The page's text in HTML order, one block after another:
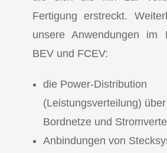
Fertigung erstreckt.
unsere Anwendungen im
BEV und FCEV:
die Power-Distribution
(Leistungsverteilung)
Bordnetze und
Anbindungen von